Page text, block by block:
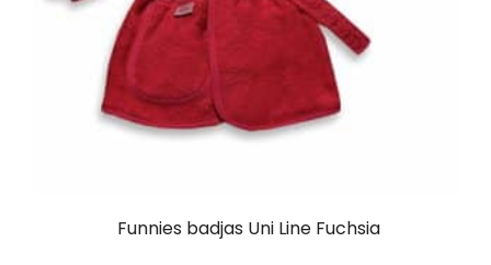
Funnies badjas Uni Line Fuchsia